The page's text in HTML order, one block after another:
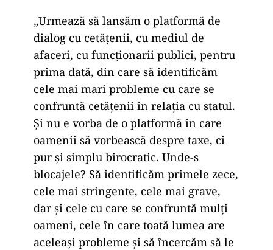
„Urmează să lansăm o platformă de
dialog cu cetăţenii, cu mediul de
afaceri, cu funcţionarii publici, pentru
prima dată, din care să identificăm
cele mai mari probleme cu care se
confruntă cetăţenii în relaţia cu statul.
Şi nu e vorba de o platformă în care
oamenii să vorbească despre taxe, ci
pur şi simplu birocratic. Unde-s
blocajele? Să identificăm primele zece,
cele mai stringente, cele mai grave,
dar şi cele cu care se confruntă mulţi
oameni, cele în care toată lumea are
aceleaşi probleme şi să încercăm să le